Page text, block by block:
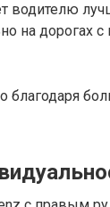
водителю
на дорогах